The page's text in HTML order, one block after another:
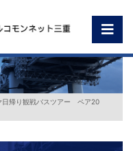
帰り観戦バスツアー ペア20